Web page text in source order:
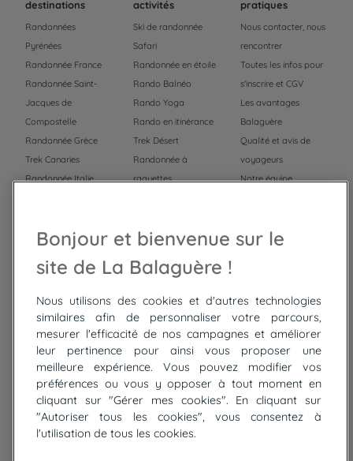
destinations
Randonnées
Pyrénées
Randonnée France
Randonnée Saint-
Jacques de
Compostelle
Randonnée Grèce
Trek Canaries
Randonnée Italie
Trek Mauritanie
activités
Ski de randonnée
Safari
Randonnée en étoile
Rando Balnéo
Rando Yoga
Rando en itinérance
Trek Désert
Randonnée à
raquettes
Trek
pratiques
Nous contacter, nous
rencontrer
Toutes les infos pour
s'inscrire et CGV
Les avantages
Balaguère
Qualité et avis de
voyageurs
Notre équipe
Top
circuits
Tour du lac de Constance à vélo
Cyclades : Amorgos et Naxos
Randonnée aux Bardenas Reales
De Collioure à Cadaquès à pied
Découverte des trésors de Madère
Rando Réunion en douceur
Bonjour et bienvenue sur le
site de La Balaguère !
Nous utilisons des cookies et d'autres technologies
similaires afin de personnaliser votre parcours,
mesurer l'efficacité de nos campagnes et améliorer
leur pertinence pour ainsi vous proposer une
meilleure expérience. Vous pouvez modifier vos
préférences ou vous y opposer à tout moment en
cliquant sur "Gérer mes cookies". En cliquant sur
"Autoriser tous les cookies", vous consentez à
l'utilisation de tous les cookies.